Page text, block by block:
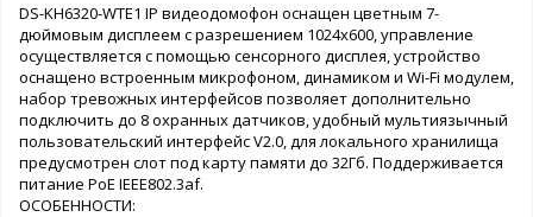
DS-KH6320-WTE1 ІP видеодомофон оснащен цветным 7-
дюймовым дисплеем с разрешением 1024x600, управление
осуществляется с помощью сенсорного дисплея, устройство
оснащено встроенным микрофоном, динамиком и Wi-Fi модулем,
набор тревожных интерфейсов позволяет дополнительно
подключить до 8 охранных датчиков, удобный мультиязычный
пользовательский интерфейс V2.0, для локального хранилища
предусмотрен слот под карту памяти до 32Гб. Поддерживается
питание РоЕ IEEE802.3af.
ОСОБЕННОСТИ: